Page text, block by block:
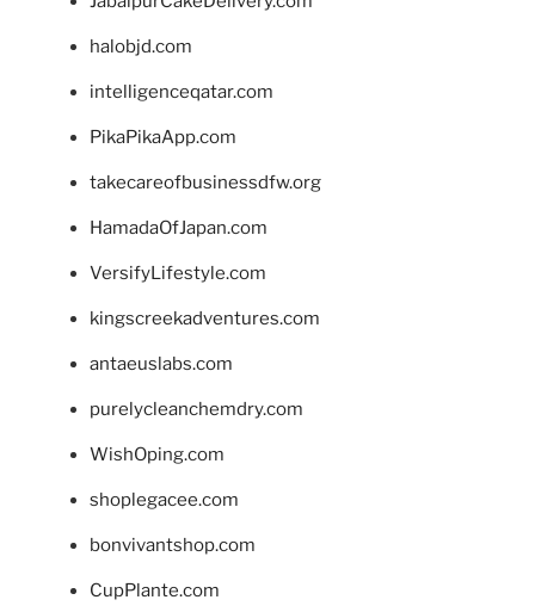
halobjd.com
intelligenceqatar.com
PikaPikaApp.com
takecareofbusinessdfw.org
HamadaOfJapan.com
VersifyLifestyle.com
kingscreekadventures.com
antaeuslabs.com
purelycleanchemdry.com
WishOping.com
shoplegacee.com
bonvivantshop.com
CupPlante.com